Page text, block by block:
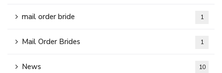
mail order bride 1
Mail Order Brides 1
News 10